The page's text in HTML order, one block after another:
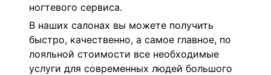
ногтевого сервиса.
В наших салонах вы можете получить
быстро, качественно, а самое главное, по
лояльной стоимости все необходимые
услуги для современных людей большого